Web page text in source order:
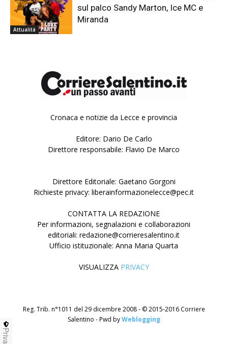
Attualità
sul palco Sandy Marton, Ice MC e
Miranda
Cronaca e notizie da Lecce e provincia
Editore: Dario De Carlo
Direttore responsabile: Flavio De Marco
Direttore Editoriale: Gaetano Gorgoni
Richieste privacy: liberainformazionelecce@pec.it
CONTATTA LA REDAZIONE
Per informazioni, segnalazioni e collaborazioni
editoriali: redazione@corrieresalentino.it
Ufficio istituzionale: Anna Maria Quarta
VISUALIZZA PRIVACY
Reg. Trib. n°1011 del 29 dicembre 2008 - © 2015-2016 Corriere
Salentino - Pwd byWeblogging